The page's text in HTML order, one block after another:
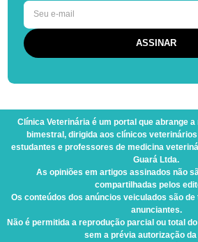
Clínica Veterinária é um portal que abrange
bimestral, dirigida aos clínicos
estudantes e professores de medicina
Guará Ltda.
As opiniões em artigos assinados não
compartilhadas pelos
Os conteúdos dos anúncios veiculados são
anunciantes.
Não é permitida a reprodução parcial ou total
sem a prévia autorização da